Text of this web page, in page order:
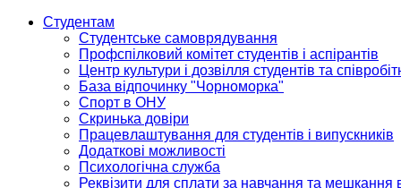
Студентам
Студентське самоврядування
Профспілковий комітет студентів і аспірантів
Центр культури і дозвілля студентів та
База відпочинку "Чорноморка"
Спорт в ОНУ
Скринька довіри
Працевлаштування для студентів і випускників
Додаткові можливості
Психологічна служба
Реквізити для сплати за навчання та мешкання